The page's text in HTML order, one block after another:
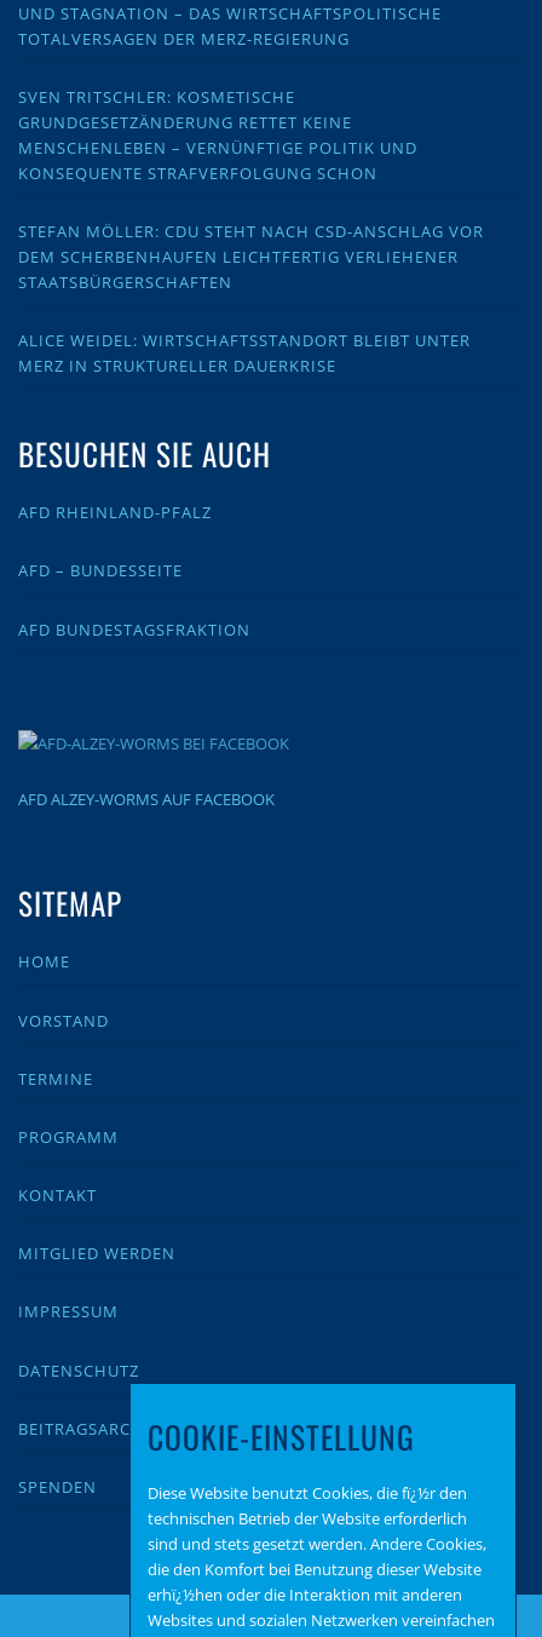
UND STAGNATION – DAS WIRTSCHAFTSPOLITISCHE
TOTALVERSAGEN DER MERZ-REGIERUNG
SVEN TRITSCHLER: KOSMETISCHE
GRUNDGESETZÄNDERUNG RETTET KEINE
MENSCHENLEBEN – VERNÜNFTIGE POLITIK UND
KONSEQUENTE STRAFVERFOLGUNG SCHON
STEFAN MÖLLER: CDU STEHT NACH CSD-ANSCHLAG VOR
DEM SCHERBENHAUFEN LEICHTFERTIG VERLIEHENER
STAATSBÜRGERSCHAFTEN
ALICE WEIDEL: WIRTSCHAFTSSTANDORT BLEIBT UNTER
MERZ IN STRUKTURELLER DAUERKRISE
BESUCHEN SIE AUCH
AFD RHEINLAND-PFALZ
AFD – BUNDESSEITE
AFD BUNDESTAGSFRAKTION
AFD ALZEY-WORMS AUF FACEBOOK
SITEMAP
HOME
VORSTAND
TERMINE
PROGRAMM
KONTAKT
MITGLIED WERDEN
IMPRESSUM
DATENSCHUTZ
BEITRAGSARCHIV
SPENDEN
COOKIE-EINSTELLUNG
Diese Website benutzt Cookies, die fï¿½r den
technischen Betrieb der Website erforderlich
sind und stets gesetzt werden. Andere Cookies,
die den Komfort bei Benutzung dieser Website
erhï¿½hen oder die Interaktion mit anderen
Websites und sozialen Netzwerken vereinfachen